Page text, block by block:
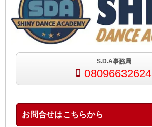
S.D.A事務局
08096632624
お問合せはこちらから